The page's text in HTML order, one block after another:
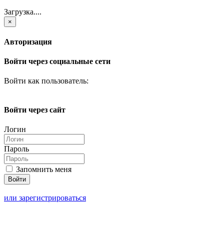
Загрузка....
×
Авторизация
Войти через социальные сети
Войти как пользователь:
Войти через сайт
Логин
Пароль
Запомнить меня
или зарегистрироваться